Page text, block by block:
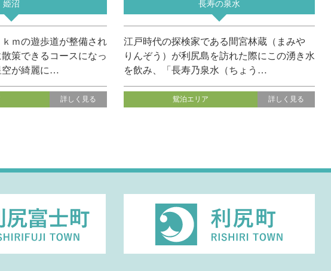
姫沼
ｍの遊歩道が整備され
策できるコースになっ
空が綺麗に…
詳しく見る
長寿の泉水
江戸時代の探検家である間宮林蔵（まみや
りんぞう）が利尻島を訪れた際にこの湧き水
を飲み、「長寿乃泉水（ちょう…
鴛泊エリア 詳しく見る